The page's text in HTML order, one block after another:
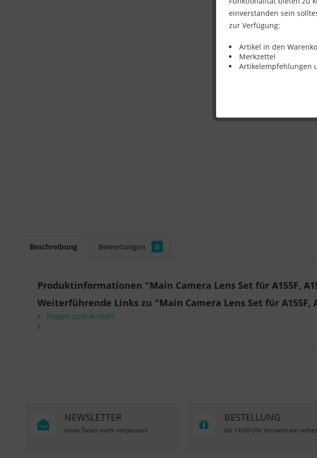
Beschreibung Bewertungen 0
Produktinformationen "Main Camera Lens Set für A155F,
Weiterführende Links zu "Main Camera Lens Set für A155F,
Fragen zum Artikel?
NEWSLETTER
keine Deals mehr verpassen!
BESTELLUNG
bis 14:00 Uhr Versand am
einverstanden sein
zur Verfügung:
Artikel in den
Merkzettel
Artikelempfehlungen